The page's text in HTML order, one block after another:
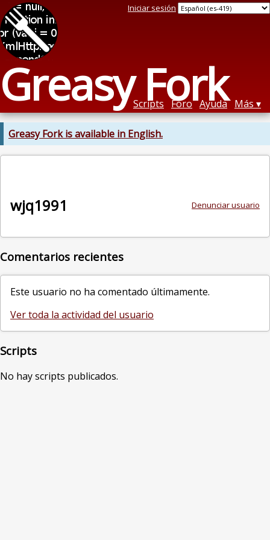
Greasy Fork
Iniciar sesión
Scripts Foro Ayuda Más
Greasy Fork is available in English.
Denunciar usuario
wjq1991
Comentarios recientes
Este usuario no ha comentado últimamente.
Ver toda la actividad del usuario
Scripts
No hay scripts publicados.